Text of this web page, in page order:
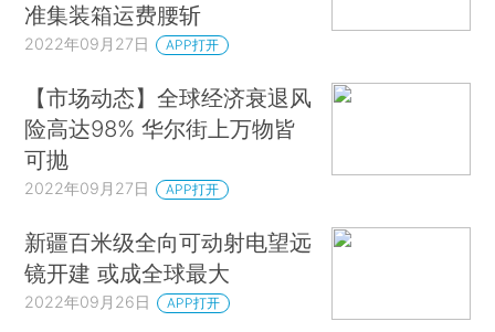
准集装箱运费腰斩
2022年09月27日 APP打开
【市场动态】全球经济衰退风
险高达98% 华尔街上万物皆
可抛
2022年09月27日 APP打开
新疆百米级全向可动射电望远
镜开建 或成全球最大
2022年09月26日 APP打开